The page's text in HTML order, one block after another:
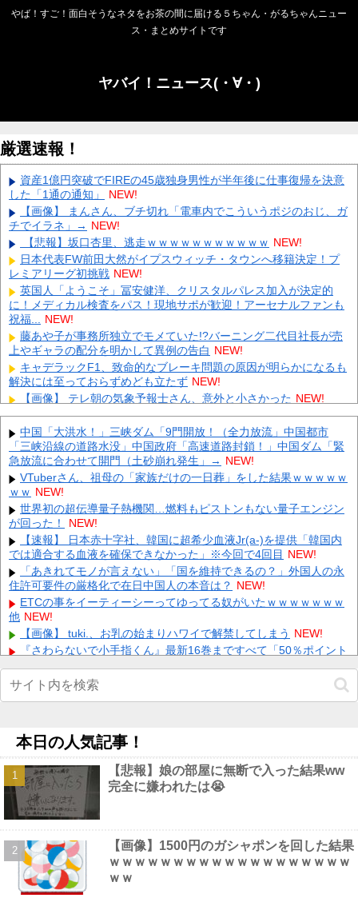
やば！すご！面白そうなネタをお茶の間に届ける５ちゃん・がるちゃんニュー
ス・まとめサイトです
ヤバイ！ニュース(・∀・)
厳選速報！
資産1億円突破でFIREの45歳独身男性が半年後に仕事復帰を決意
した「1通の通知」
NEW!
【画像】 まんさん、ブチ切れ「電車内でこういうポジのおじ、ガ
チでイラネ」→ NEW!
【悲報】坂口杏里、逃走ｗｗｗｗｗｗｗｗｗｗｗ NEW!
日本代表FW前田大然がイプスウィッチ・タウンへ移籍決定！プ
レミアリーグ初挑戦 NEW!
英国人「ようこそ」冨安健洋、クリスタルパレス加入が決定的
に！メディカル検査をパス！現地サポが歓迎！アーセナルファンも
祝福... NEW!
藤あや子が事務所独立でモメていた!?バーニング二代目社長が売
上やギャラの配分を明かして異例の告白 NEW!
キャデラックF1、致命的なブレーキ問題の原因が明らかになるも
解決には至っておらずめども立たず NEW!
【画像】 テレ朝の気象予報士さん、意外と小さかった NEW!
【悲報】つけ麺冷たいとか言っちゃった40代おっさん、暴行で私
人逮捕されるｗｗｗｗ 他 NEW!
休日BBQ上司「ワイくん！焼肉のタレ買ってきてくれる？」ワイ
「！！？」 他 NEW!
【にじ甲2026】フレン監督「帝国立ロイヤルナイツ学園」夏の県
大会優勝＆インタビューイベントで青特覚醒！集大成のラスト
甲... NEW!
【画像】YouTubeコメント欄、キレッキレ 他
西武ドラ１小島大河、試合をひっくり返す逆転２ラン！ 他 NEW!
左翼市民団体、広島では通用せず「人殺しの汚い足で広島の土を
踏むな！」→広島県民「お前らの方が汚いんじゃ！」「ワシらが広
島... NEW!
会社「君、転勤ね」→ 男性社員「それなら妻のほうが稼ぎいいん
で辞めます」⇒ 結果・・・
Powered by livedoor 相互RSS
中国「大洪水！」三峡ダム「9門開放！（全力放流」中国都市
「三峡沿線の道路水没」中国政府「高速道路封鎖！」中国ダム「緊
急放流に合わせて開門（土砂崩れ発生」→ NEW!
VTuberさん、祖母の「家族だけの一日葬」をした結果ｗｗｗｗｗ
ｗｗ NEW!
世界初の超伝導量子熱機関…燃料もピストンもない量子エンジン
が回った！
NEW!
【速報】 日本赤十字社、韓国に超希少血液Jr(a-)を提供「韓国内
では適合する血液を確保できなかった」※今回で4回目 NEW!
「あきれてモノが言えない」「国を維持できるの？」外国人の永
住許可要件の厳格化で在日中国人の本音は？ NEW!
ETCの事をイーティーシーってゆってる奴がいたｗｗｗｗｗｗｗ
他 NEW!
【画像】 tuki.、お乳の始まりハワイで解禁してしまう NEW!
『さわらないで小手指くん』最新16巻まですべて「50％ポイント
崩壊！アニメ化された過激なお色気ラブコメ他
【画像】 ギャル「妹の豊胸お○ぱいおもろすぎ！」ｗｗｗ
【動画】 ウェットスーツの脱ぎ方を教える動画、何故か900万回
以上再生されてしまう！ NEW!
【疑問】葬式←まぁわかる 四十九日←いらねぇだろ他 NEW!
【避難所】キッチンカー、から揚げや麺類提供 40代女性「最高、
パン中心の生活には飽き飽きしていて、野菜不足も感じていた」→
時事通信タイトル「パンに飽き飽き」他
【画像】 裏垢JD「新しい下着可愛いからみて！」ｗｗｗ
NEW!
【動画】 姫路のイベントで胸チラ NEW!
本日の人気記事！
【悲報】娘の部屋に無断で入った結果ww
完全に嫌われたは😭
【画像】1500円のガシャポンを回した結果
ｗｗｗｗｗｗｗｗｗｗｗｗｗｗｗｗｗｗｗ
ｗｗ